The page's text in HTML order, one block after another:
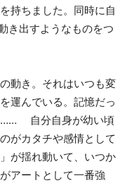
持ちました。同時に自
き出すようなものをつ
動き。それはいつも変
運んでいる。記憶だっ
…… 自分自身が幼い頃
がカタチや感情として
が揺れ動いて、いつか
アートとして一番強